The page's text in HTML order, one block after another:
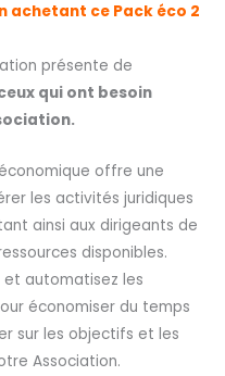
achetant ce Pack éco 2
présente de
qui ont besoin
offre une
les activités juridiques
ainsi aux dirigeants de
disponibles.
et automatisez les
économiser du temps
sur les objectifs et les
Association.